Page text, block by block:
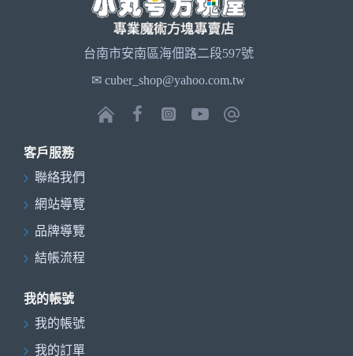
台南市安南區海佃路二段597號
✉ cuber_shop@yahoo.com.tw
客戶服務
聯絡我們
網站導覽
品牌導覽
結帳流程
我的帳號
我的帳號
我的訂單